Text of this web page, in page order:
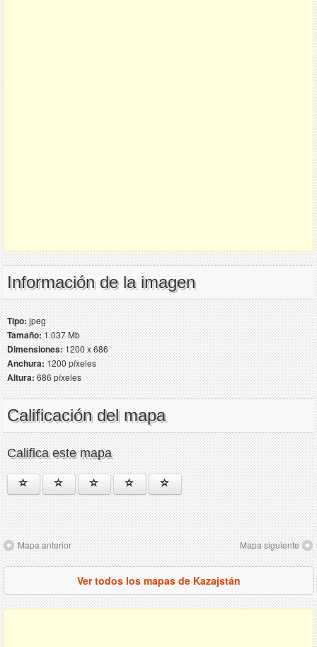
Información de la imagen
Tipo:jpeg
Tamaño:1.037 Mb
Dimensiones:1200 x 686
Anchura:1200 píxeles
Altura:686 píxeles
Calificación del mapa
Califica este mapa
Mapa anterior Mapa siguiente
Ver todos los mapas de Kazajstán